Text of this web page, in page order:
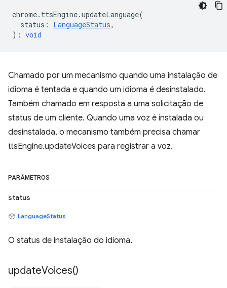
chrome. ttsEngine.updateLanguage(
status : LanguageStatus,
) : void
Chamado por um mecanismo quando uma instalação de
idioma é tentada e quando um idioma é desinstalado.
Também chamado em resposta a uma solicitação de
status de um cliente. Quando uma voz é instalada ou
desinstalada, o mecanismo também precisa chamar
ttsEngine.updateVoices para registrar a voz.
PARÂMETROS
status
LanguageStatus
O status de instalação do idioma.
updateVoices()